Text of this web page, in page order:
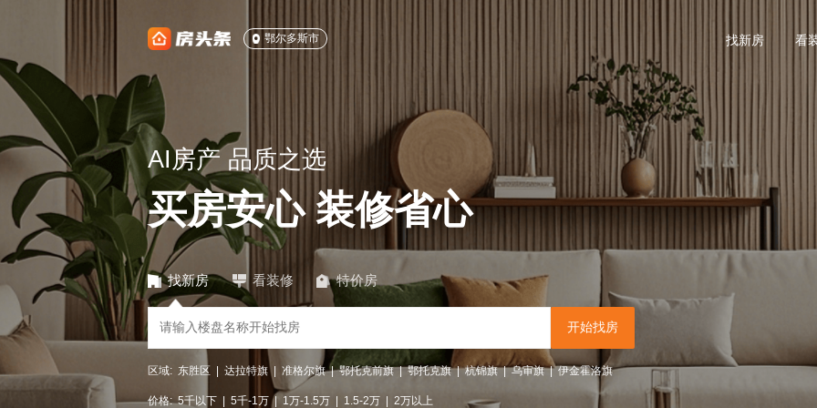
鄂尔多斯市 看
找新房
AI房产 品质之选
买房安心 装修省心
找新房 看装修 特价房
开始找房
区域: 东胜区 | 达拉特旗 | 准格尔旗 | 鄂托克前旗 | 鄂托克旗 | 杭锦旗 | 乌审旗 | 伊金霍洛旗
价格: 5千以下 | 5千-1万 | 1万-1.5万 | 1.5-2万 | 2万以上